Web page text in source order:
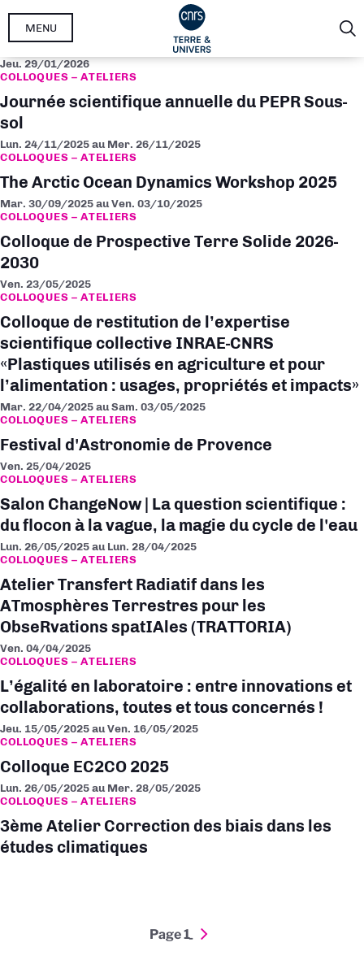
Aller
principal
MENU
Jeu. 29/01/2026
COLLOQUES – ATELIERS
Journée scientifique annuelle du PEPR Sous-
sol
Lun. 24/11/2025au Mer. 26/11/2025
COLLOQUES – ATELIERS
The Arctic Ocean Dynamics Workshop 2025
Mar. 30/09/2025auVen. 03/10/2025
COLLOQUES – ATELIERS
Colloque de Prospective Terre Solide 2026-
2030
Ven. 23/05/2025
COLLOQUES – ATELIERS
Colloque de restitution de l’expertise
scientifique collective INRAE-CNRS
«Plastiques utilisés en agriculture et pour
l’alimentation : usages, propriétés et impacts»
Mar. 22/04/2025auSam. 03/05/2025
COLLOQUES – ATELIERS
Festival d'Astronomie de Provence
Ven. 25/04/2025
COLLOQUES – ATELIERS
Salon ChangeNow | La question scientifique :
du flocon à la vague, la magie du cycle de l'eau
Lun. 26/05/2025au Lun. 28/04/2025
COLLOQUES – ATELIERS
Atelier Transfert Radiatif dans les
ATmosphères Terrestres pour les
ObseRvations spatIAles (TRATTORIA)
Ven. 04/04/2025
COLLOQUES – ATELIERS
L’égalité en laboratoire : entre innovations et
collaborations, toutes et tous concernés !
Jeu. 15/05/2025auVen. 16/05/2025
COLLOQUES – ATELIERS
Colloque EC2CO 2025
Lun. 26/05/2025au Mer. 28/05/2025
COLLOQUES – ATELIERS
3ème Atelier Correction des biais dans les
études climatiques
Page 1
Page
››